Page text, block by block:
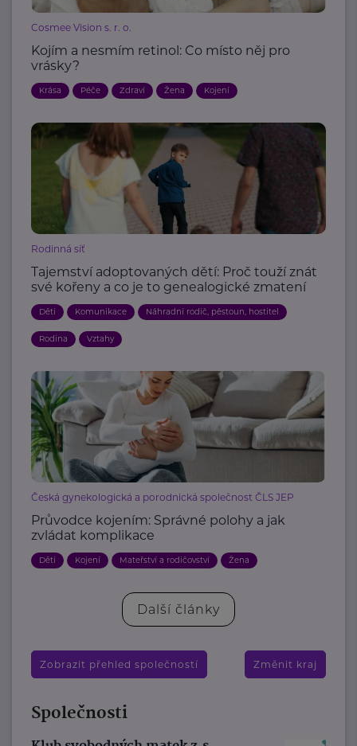
Cosmee Vision s. r. o.
Kojím a nesmím retinol: Co místo něj pro
vrásky?
Krása Péče Zdraví Žena Kojení
Rodinná síť
Tajemství adoptovaných dětí: Proč touží znát
své kořeny a co je to genealogické zmatení
Děti Komunikace Náhradní rodič, pěstoun, hostitel
Rodina Vztahy
Česká gynekologická a porodnická společnost ČLS JEP
Průvodce kojením: Správné polohy a jak
zvládat komplikace
Děti Kojení Mateřství a rodičovství Žena
Další články
Zobrazit přehled společností Změnit kraj
Společnosti